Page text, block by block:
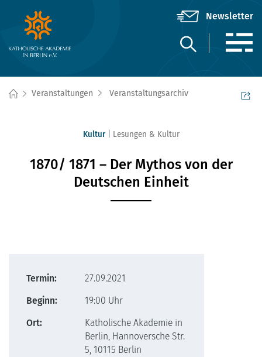
Veranstaltungen Veranstaltungsarchiv
Kultur Lesungen & Kultur
1870/ 1871 – Der Mythos von der
Deutschen Einheit
Termin:
27.09.2021
Beginn:
19:00 Uhr
Ort:
Katholische Akademie in
Berlin, Hannoversche Str.
5, 10115 Berlin